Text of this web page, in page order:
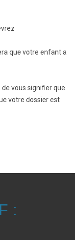
que votre enfant a
vous signifier que
votre dossier est
: